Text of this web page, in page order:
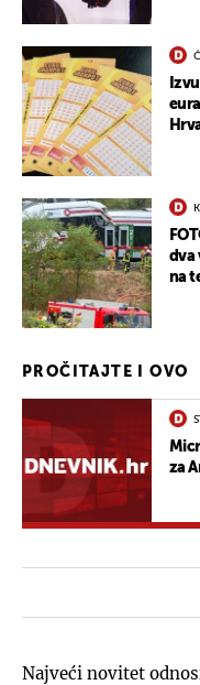
dva
na
PROČITAJTE I OVO
za
Najveći novitet